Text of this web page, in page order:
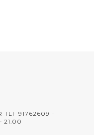
TLF 91762609 -
21.00